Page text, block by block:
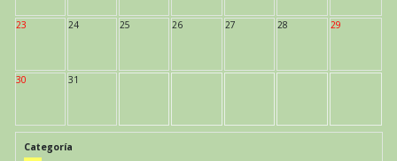
23 24 25 26 27 28 29
30 31
Categoría